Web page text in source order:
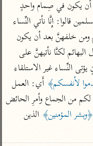
معاصرة
الميسر
المختصر في
التفسير
تفسير السعدي
لأنفسكم﴾
من الجماع وأمرِ الحائض
﴿وبشر المؤمنين﴾